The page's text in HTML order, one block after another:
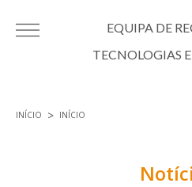
EQUIPA DE
TECNOLOGIAS
INÍCIO INÍCIO